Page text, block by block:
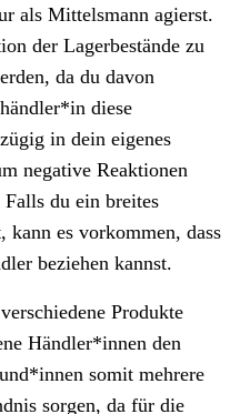
als Mittelsmann agierst.
der Lagerbestände zu
da du davon
diese
in dein eigenes
negative Reaktionen
du ein breites
kann es vorkommen, dass
beziehen kannst.
Produkte
Händler*innen den
somit mehrere
sorgen, da für die